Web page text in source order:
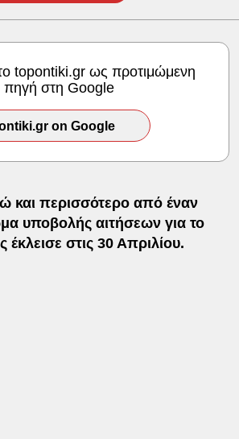
topontiki.gr ως προτιμώμενη
πηγή στη Google
on Google
και περισσότερο από έναν
υποβολής αιτήσεων για το
έκλεισε στις 30 Απριλίου.